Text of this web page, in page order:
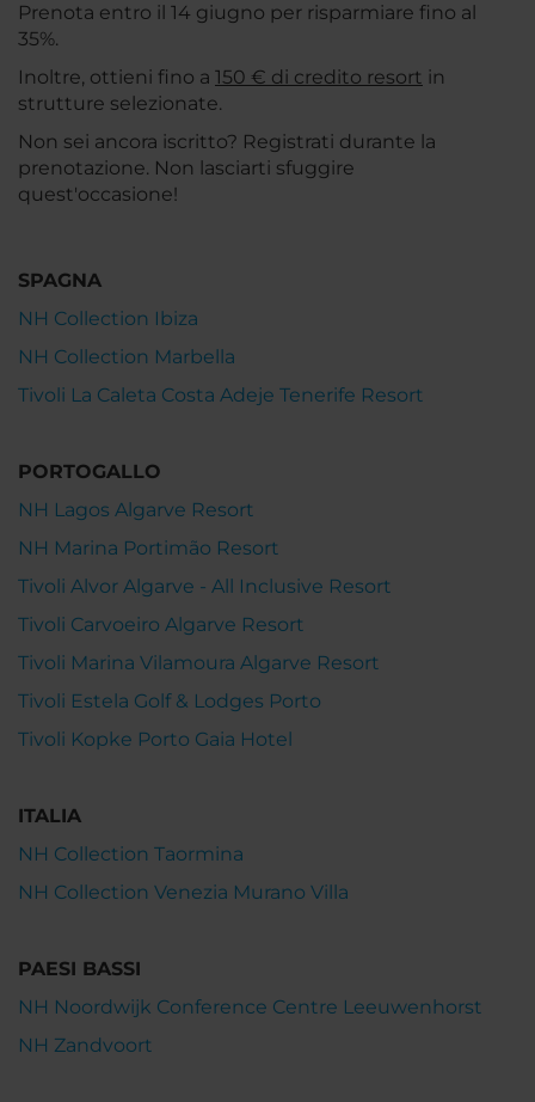
Prenota entro il 14 giugno per risparmiare fino al
35%.
Inoltre, ottieni fino a 150 € di credito resort in
strutture selezionate.
Non sei ancora iscritto? Registrati durante la
prenotazione. Non lasciarti sfuggire
quest'occasione!
SPAGNA
NH Collection Ibiza
NH Collection Marbella
Tivoli La Caleta Costa Adeje Tenerife Resort
PORTOGALLO
NH Lagos Algarve Resort
NH Marina Portimão Resort
Tivoli Alvor Algarve - All Inclusive Resort
Tivoli Carvoeiro Algarve Resort
Tivoli Marina Vilamoura Algarve Resort
Tivoli Estela Golf & Lodges Porto
Tivoli Kopke Porto Gaia Hotel
ITALIA
NH Collection Taormina
NH Collection Venezia Murano Villa
PAESI BASSI
NH Noordwijk Conference Centre Leeuwenhorst
NH Zandvoort